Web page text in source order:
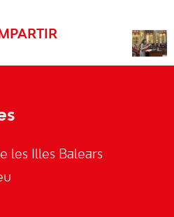
les Illes Balears